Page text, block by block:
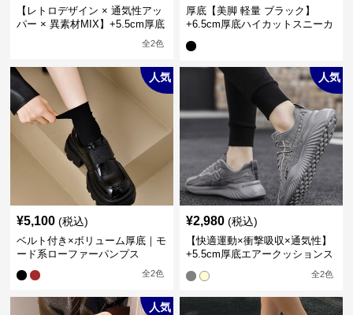
【レトロデザイン × 通気性アッ
パー × 異素材MIX】+5.5cm厚底
全2色
厚底【美脚 軽量 ブラック】
+6.5cm厚底ハイカットスニーカ
人気
¥5,100 (税込)
ベルト付き×ボリューム厚底｜モ
ード系ローファーパンプス
全2色
人気
¥2,980 (税込)
【快適運動×衝撃吸収×通気性】
+5.5cm厚底エアークッションス
全2色
人気